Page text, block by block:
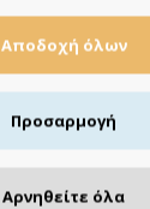
Αποδοχή όλων
Προσαρμογή
Αρνηθείτε όλα